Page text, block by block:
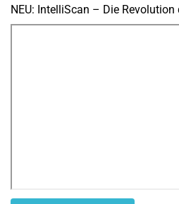
NEU: IntelliScan – Die Revolution